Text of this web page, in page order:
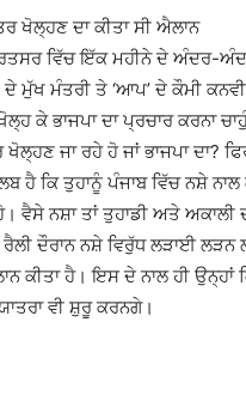
ਖੋਲ੍ਹਣ ਦਾ ਕੀਤਾ ਸੀ ਐਲਾਨ
ਵਿੱਚ ਇੱਕ ਮਹੀਨੇ ਦੇ ਅੰਦਰ-
ਮੁੱਖ ਮੰਤਰੀ ਤੇ ‘ਆਪ’ ਦੇ ਕੌਮੀ
ਕੇ ਭਾਜਪਾ ਦਾ ਪ੍ਰਚਾਰ ਕਰਨਾ
ਜਾ ਰਹੇ ਹੋ ਜਾਂ ਭਾਜਪਾ ਦਾ?
ਹੈ ਕਿ ਤੁਹਾਨੂੰ ਪੰਜਾਬ ਵਿੱਚ ਨਸ਼ੇ
ਵੈਸੇ ਨਸ਼ਾ ਤਾਂ ਤੁਹਾਡੀ ਅਤੇ
ਰੈਲੀ ਦੌਰਾਨ ਨਸ਼ੇ ਵਿਰੁੱਧ ਲੜਾਈ
ਹੈ। ਇਸ ਦੇ ਨਾਲ ਹੀ ਉਨ੍ਹਾਂ
ਵੀ ਸ਼ੁਰੂ ਕਰਨਗੇ।